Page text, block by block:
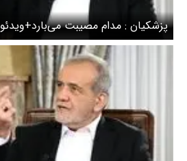
پزشکیان : مدام مصیبت می‌بار‌د+ویدئو